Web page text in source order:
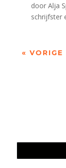
door Alja
schrijfster
« VORIGE